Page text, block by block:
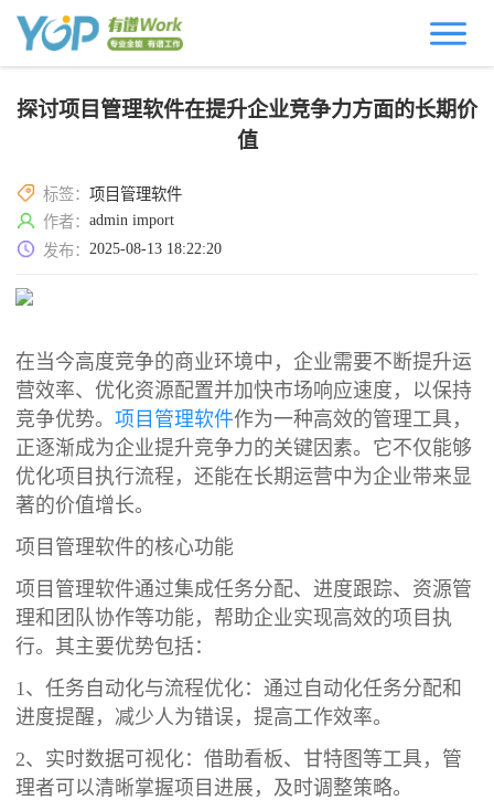
探讨项目管理软件在提升企业竞争力方面的长期价
值
标签：项目管理软件
作者：admin import
发布：2025-08-13 18:22:20
在当今高度竞争的商业环境中，企业需要不断提升运
营效率、优化资源配置并加快市场响应速度，以保持
竞争优势。项目管理软件作为一种高效的管理工具，
正逐渐成为企业提升竞争力的关键因素。它不仅能够
优化项目执行流程，还能在长期运营中为企业带来显
著的价值增长。
项目管理软件的核心功能
项目管理软件通过集成任务分配、进度跟踪、资源管
理和团队协作等功能，帮助企业实现高效的项目执
行。其主要优势包括：
1、任务自动化与流程优化：通过自动化任务分配和
进度提醒，减少人为错误，提高工作效率。
2、实时数据可视化：借助看板、甘特图等工具，管
理者可以清晰掌握项目进展，及时调整策略。